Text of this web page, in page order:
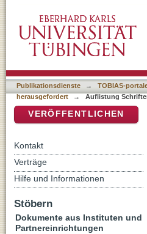
nach Titel
Publikationsdienste → TOBIAS-
herausgefordert
→ Auflistung
VERÖFFENTLICHEN
Kontakt
Verträge
Hilfe und Informationen
Stöbern
Dokumente aus Instituten und
Partnereinrichtungen